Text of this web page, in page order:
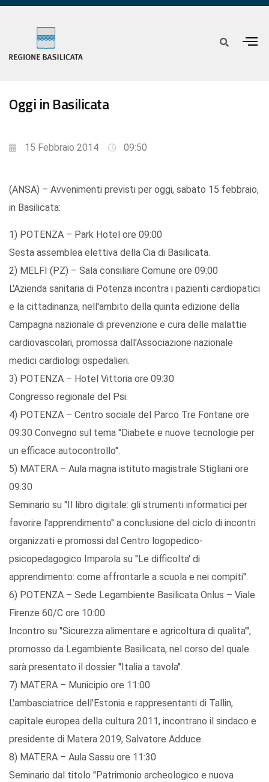
Oggi in Basilicata
15 Febbraio 2014 09:50
(ANSA) – Avvenimenti previsti per oggi, sabato 15 febbraio,
in Basilicata:
1) POTENZA – Park Hotel ore 09:00
Sesta assemblea elettiva della Cia di Basilicata.
2) MELFI (PZ) – Sala consiliare Comune ore 09:00
L'Azienda sanitaria di Potenza incontra i pazienti cardiopatici
e la cittadinanza, nell'ambito della quinta edizione della
Campagna nazionale di prevenzione e cura delle malattie
cardiovascolari, promossa dall'Associazione nazionale
medici cardiologi ospedalieri.
3) POTENZA – Hotel Vittoria ore 09:30
Congresso regionale del Psi.
4) POTENZA – Centro sociale del Parco Tre Fontane ore
09:30 Convegno sul tema ''Diabete e nuove tecnologie per
un efficace autocontrollo''.
5) MATERA – Aula magna istituto magistrale Stigliani ore
09:30
Seminario su ''Il libro digitale: gli strumenti informatici per
favorire l'apprendimento'' a conclusione del ciclo di incontri
organizzati e promossi dal Centro logopedico-
psicopedagogico Imparola su ''Le difficolta' di
apprendimento: come affrontarle a scuola e nei compiti''.
6) POTENZA – Sede Legambiente Basilicata Onlus – Viale
Firenze 60/C ore 10:00
Incontro su ''Sicurezza alimentare e agricoltura di qualita''',
promosso da Legambiente Basilicata, nel corso del quale
sarà presentato il dossier ''Italia a tavola''.
7) MATERA – Municipio ore 11:00
L'ambasciatrice dell'Estonia e rappresentanti di Tallin,
capitale europea della cultura 2011, incontrano il sindaco e
presidente di Matera 2019, Salvatore Adduce.
8) MATERA – Aula Sassu ore 11:30
Seminario dal titolo ''Patrimonio archeologico e nuova